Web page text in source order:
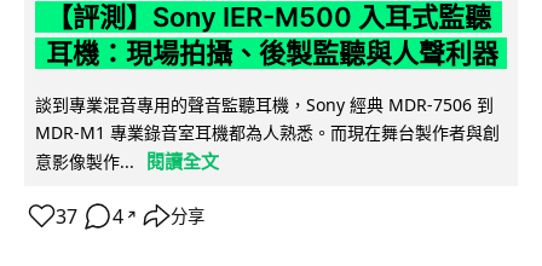
【評測】Sony IER-M500 入耳式監聽
耳機：現場拍攝、後製監聽與人聲利器
談到專業混音專用的聲音監聽耳機，Sony 經典 MDR-7506 到
MDR-M1 專業錄音室耳機都為人熟悉。而現在舞台製作者與創
意影像製作...
閱讀全文
37 4 ↗ 分享